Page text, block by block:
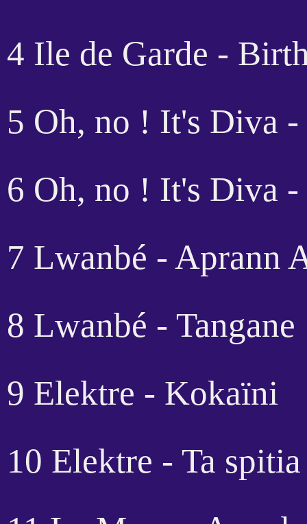
4 Ile de Garde -
5 Oh, no ! It's Diva -
6 Oh, no ! It's Diva
7 Lwanbé - Aprann
8 Lwanbé - Tangane
9 Elektre - Kokaïni
10 Elektre - Ta